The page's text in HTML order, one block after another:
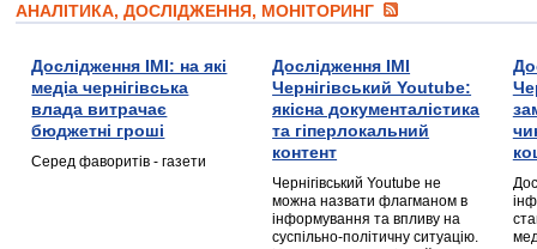
АНАЛІТИКА, ДОСЛІДЖЕННЯ, МОНІТОРИНГ
Дослідження ІМІ: на які
медіа чернігівська
влада витрачає
бюджетні гроші
Серед фаворитів - газети
Дослідження ІМІ
Чернігівський Youtube:
якісна документалістика
та гіперлокальний
контент
Чернігівський Youtube не
можна назвати флагманом в
інформування та впливу на
суспільно-політичну ситуацію.